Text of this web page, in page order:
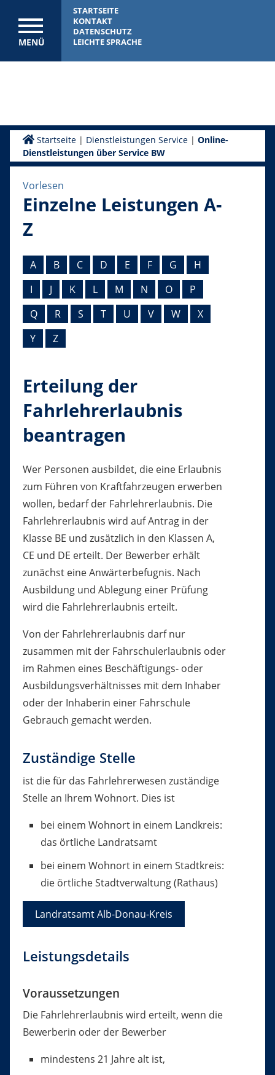
MENÜ
STARTSEITE
KONTAKT
DATENSCHUTZ
LEICHTE SPRACHE
Startseite| Dienstleistungen Service| Online-
Dienstleistungen über Service BW
Vorlesen
Einzelne Leistungen A-
Z
A B C D E F G
H
I
J K L M N O
P
Q
R S T U V W
X
Y
Z
Erteilung der
Fahrlehrerlaubnis
beantragen
Wer Personen ausbildet, die eine Erlaubnis
zum Führen von Kraftfahrzeugen erwerben
wollen, bedarf der Fahrlehrerlaubnis. Die
Fahrlehrerlaubnis wird auf Antrag in der
Klasse BE und zusätzlich in den Klassen A,
CE und DE erteilt. Der Bewerber erhält
zunächst eine Anwärterbefugnis. Nach
Ausbildung und Ablegung einer Prüfung
wird die Fahrlehrerlaubnis erteilt.
Von der Fahrlehrerlaubnis darf nur
zusammen mit der Fahrschulerlaubnis oder
im Rahmen eines Beschäftigungs- oder
Ausbildungsverhältnisses mit dem Inhaber
oder der Inhaberin einer Fahrschule
Gebrauch gemacht werden.
Zuständige Stelle
ist die für das Fahrlehrerwesen zuständige
Stelle an Ihrem Wohnort. Dies ist
bei einem Wohnort in einem Landkreis:
das örtliche Landratsamt
bei einem Wohnort in einem Stadtkreis:
die örtliche Stadtverwaltung (Rathaus)
Landratsamt Alb-Donau-Kreis
Leistungsdetails
Voraussetzungen
Die Fahrlehrerlaubnis wird erteilt, wenn die
Bewerberin oder der Bewerber
mindestens 21 Jahre alt ist,